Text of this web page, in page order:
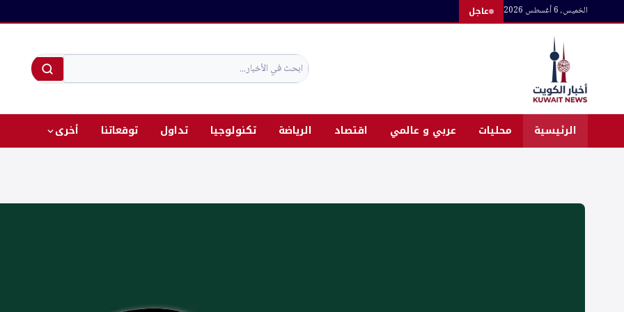
الخميس، 6 أغسطس 2026 عاجل
الرئيسية محليات عربي و عالمي اقتصاد الرياضة تكنولوجيا تداول توقعاتنا أخرى